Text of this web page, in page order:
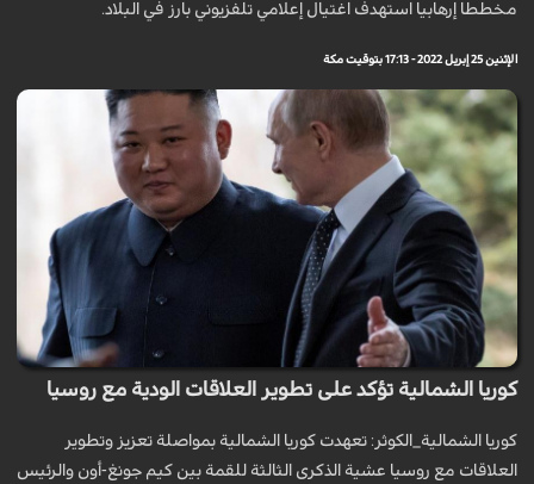
مخططا إرهابيا استهدف اغتيال إعلامي تلفزيوني بارز في البلاد.
الإثنين 25 إبريل 2022 - 17:13 بتوقيت مكة
كوريا الشمالية تؤكد على تطوير العلاقات الودية مع روسيا
كوريا الشمالية_الكوثر: تعهدت كوريا الشمالية بمواصلة تعزيز وتطوير
العلاقات مع روسيا عشية الذكرى الثالثة للقمة بين كيم جونغ-أون والرئيس